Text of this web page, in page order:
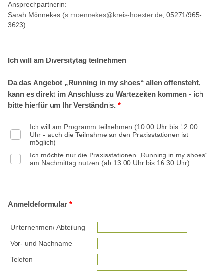
Ansprechpartnerin:
Sarah Mönnekes (s.moennekes@kreis-hoexter.de, 05271/965-
3623)
Ich will am Diversitytag teilnehmen
Da das Angebot „Running in my shoes“ allen offensteht,
kann es direkt im Anschluss zu Wartezeiten kommen - ich
bitte hierfür um Ihr Verständnis. *
Ich will am Programm teilnehmen (10:00 Uhr bis 12:00
Uhr - auch die Teilnahme an den Praxisstationen ist
möglich)
Ich möchte nur die Praxisstationen „Running in my shoes“
am Nachmittag nutzen (ab 13:00 Uhr bis 16:30 Uhr)
Anmeldeformular *
Unternehmen/ Abteilung
Vor- und Nachname
Telefon